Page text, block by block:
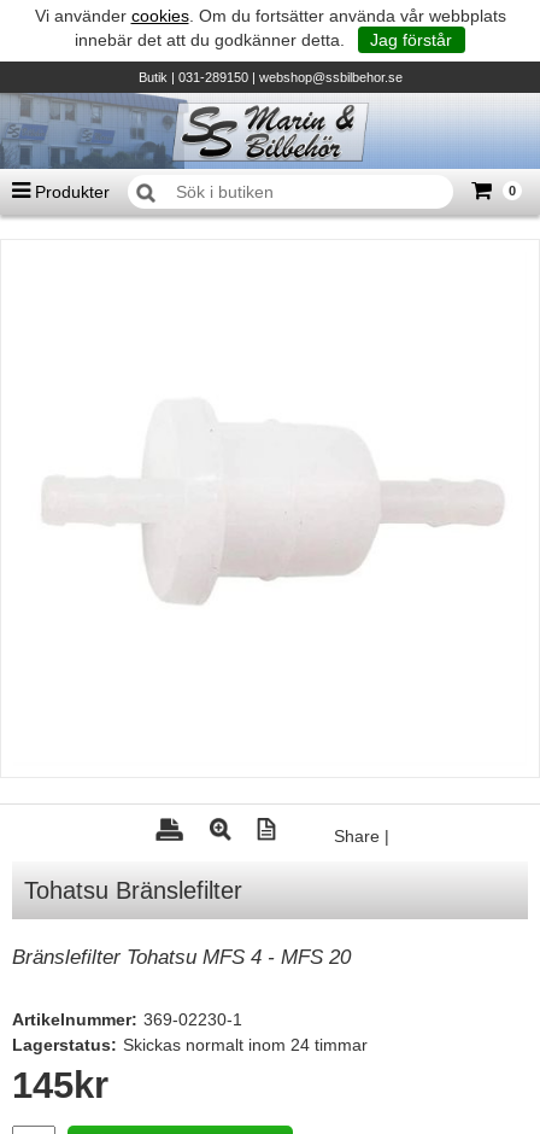
Vi använder cookies. Om du fortsätter använda vår webbplats
innebär det att du godkänner detta.
Jag förstår
Butik| 031-289150 | webshop@ssbilbehor.se
Produkter 0
Tohatsu - Utombordare
Mercury Servicedelar
Lowrance
Humminbird
B&G
Båttillbehör
Share |
Tohatsu Bränslefilter
Bränslefilter Tohatsu MFS 4 - MFS 20
Artikelnummer: 369-02230-1
Lagerstatus: Skickas normalt inom 24 timmar
145kr